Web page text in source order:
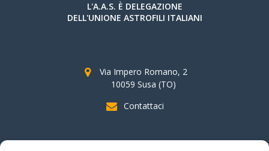
L'A.A.S. È DELEGAZIONE
DELL'UNIONE ASTROFILI ITALIANI
Via Impero Romano, 2
10059 Susa (TO)
Contattaci